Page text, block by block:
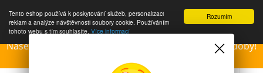
Rozumím
Tento eshop používá k poskytování služeb, personalizaci
reklam a analýze návštěvnosti soubory cookie. Používáním
tohoto webu s tím souhlasíte. Více informací
Naše Prodejny – Otevřeny dle otvírací prázdninové doby!
Přejeme krásné léto!!!